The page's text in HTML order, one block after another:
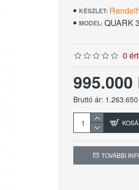
Űrtartalom: 3× 6
Hőmérséklet
Teljesítmény: 1,3
Hálózati
Méret:
Súly: 54 kg
Származási hely:
KÉSZLET:
MODEL: QUARK 3
0
995.000
Bruttó ár:
TOVÁBBI